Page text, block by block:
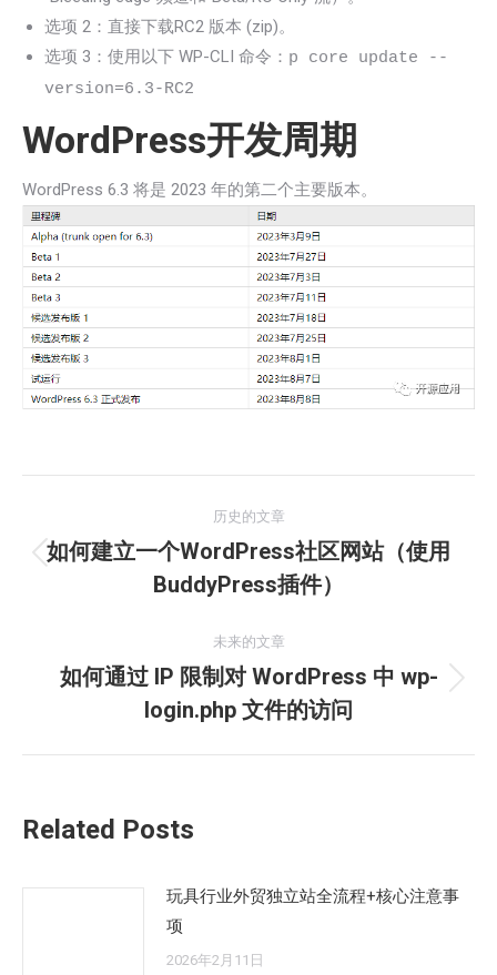
选项 2：直接下载RC2 版本 (zip)。
选项 3：使用以下 WP-CLI 命令： p core update --
version=6.3-RC2
WordPress开发周期
WordPress 6.3 将是 2023 年的第二个主要版本。
章
历史的文章
历
史
文
章：
如何建立一个WordPress社区网站（使用
BuddyPress插件）
未来的文章
未
来
的
如何通过 IP 限制对 WordPress 中 wp-
login.php 文件的访问
Related Posts
玩具行业外贸独立站全流程+核心注意事
项
2026年2月11日